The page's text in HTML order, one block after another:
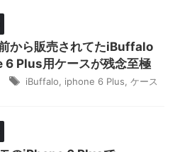
から販売されてたiBuffalo
6 Plus用ケースが残念至極
iBuffalo iphone 6 Plus ケース